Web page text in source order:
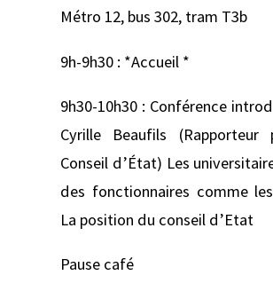
Métro 12, bus 302, tram T3b
9h-9h30 : *Accueil *
9h30-10h30 : Conférence
Cyrille Beaufils (Rapporteur
Conseil d’État) Les
des fonctionnaires comme
La position du conseil d’Etat
Pause café